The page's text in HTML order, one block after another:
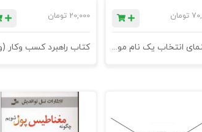
تومان
راهنمای انتخاب یک نام موفق
20,000 تومان